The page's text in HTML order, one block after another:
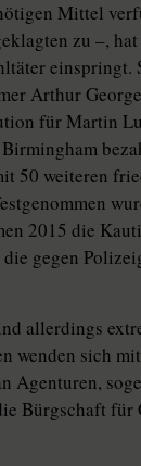
Mittel
zu –,
einspringt.
Arthur
für Martin
50 weiteren
2015 die
gegen
allerdings
wenden sich
Agenturen,
Bürgschaft